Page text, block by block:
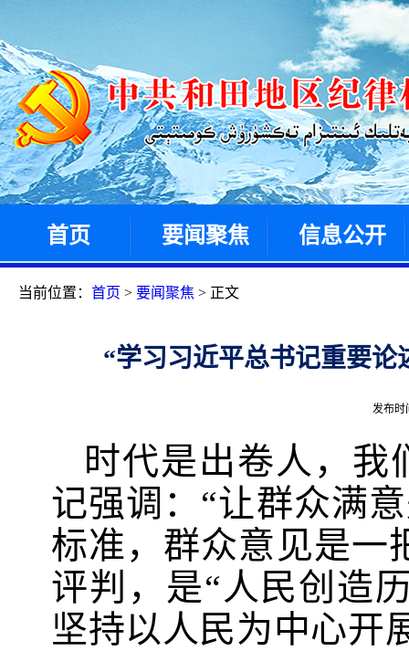
首页 要闻聚焦 信息公开
当前位置： 首页 > 要闻聚焦 > 正文
“学习习近平总书记重要
发布时
时代是出卷人，我
记强调：“让群众满
标准，群众意见是一
评判，是“人民创造
坚持以人民为中心开